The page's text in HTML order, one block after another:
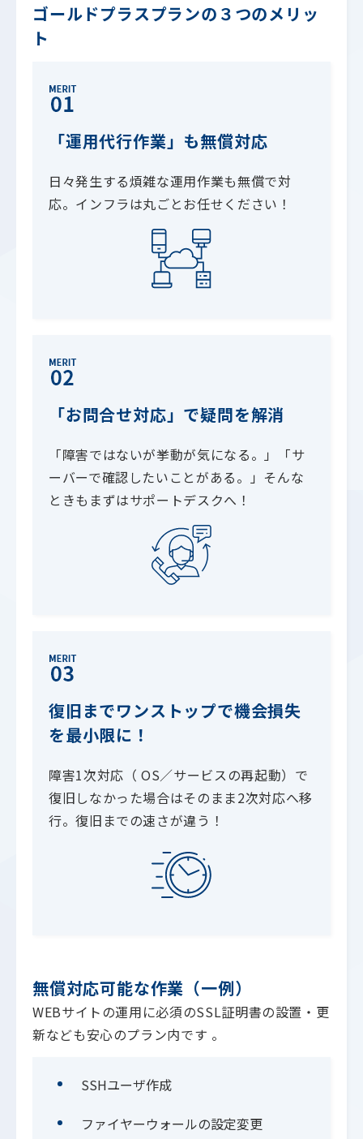
ゴールドプラスプランの３つのメリッ
ト
「運用代行作業」も無償対応
日々発生する煩雑な運用作業も無償で対
応。インフラは丸ごとお任せください！
「お問合せ対応」で疑問を解消
「障害ではないが挙動が気になる。」「サ
ーバーで確認したいことがある。」そんな
ときもまずはサポートデスクへ！
復旧までワンストップで機会損失
を最小限に！
障害1次対応（ OS／サービスの再起動）で
復旧しなかった場合はそのまま2次対応へ移
行。復旧までの速さが違う！
無償対応可能な作業（一例）
WEBサイトの運用に必須のSSL証明書の設置・更
新なども安心のプラン内です 。
SSHユーザ作成
ファイヤーウォールの設定変更